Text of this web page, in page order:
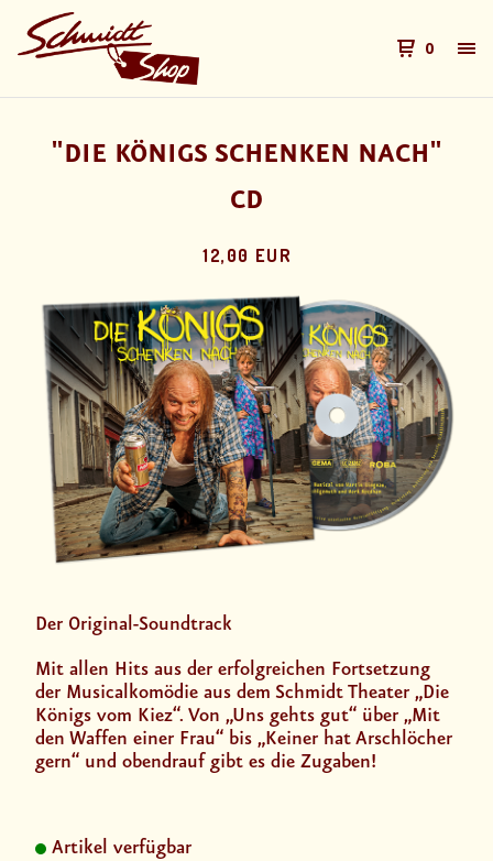
0
"DIE KÖNIGS SCHENKEN NACH"
CD
12,00 EUR
Der Original-Soundtrack
Mit allen Hits aus der erfolgreichen Fortsetzung
der Musicalkomödie aus dem Schmidt Theater „Die
Königs vom Kiez“. Von „Uns gehts gut“ über „Mit
den Waffen einer Frau“ bis „Keiner hat Arschlöcher
gern“ und obendrauf gibt es die Zugaben!
Artikel verfügbar